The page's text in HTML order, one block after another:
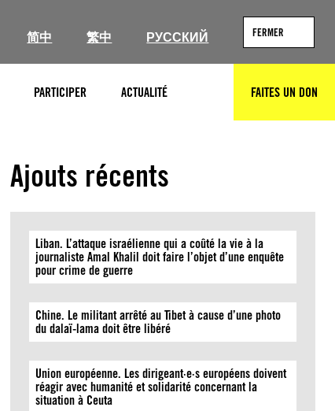
简中 繁中 РУССКИЙ FERMER
PARTICIPER ACTUALITÉ RECHERCHERFAITES UN DON
Ajouts récents
Liban. L’attaque israélienne qui a coûté la vie à la
journaliste Amal Khalil doit faire l’objet d’une enquête
pour crime de guerre
Chine. Le militant arrêté au Tibet à cause d’une photo
du dalaï-lama doit être libéré
Union européenne. Les dirigeant·e·s européens doivent
réagir avec humanité et solidarité concernant la
situation à Ceuta